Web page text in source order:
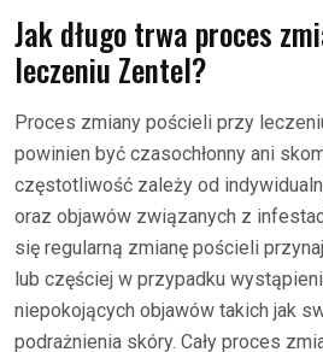
Jak długo trwa proces
leczeniu Zentel?
Proces zmiany pościeli przy
powinien być czasochłonny ani
częstotliwość zależy od
oraz objawów związanych z
się regularną zmianę pościeli
lub częściej w przypadku
niepokojących objawów takich jak
podrażnienia skóry. Cały proces